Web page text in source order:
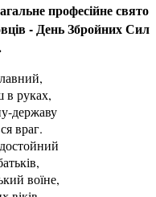
професійне свято
- День Збройних Сил
в руках,
державу
враг.
воїне,